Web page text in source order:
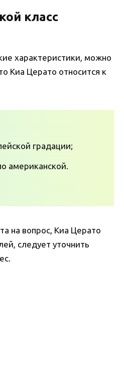
класс
характеристики, можно
Киа Церато относится к
градации;
американской.
на вопрос, Киа Церато
следует уточнить